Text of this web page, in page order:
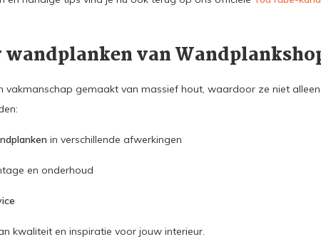
van
gemaakt van massief hout, waardoor ze niet
in verschillende afwerkingen
en onderhoud
kwaliteit en inspiratie voor jouw interieur.